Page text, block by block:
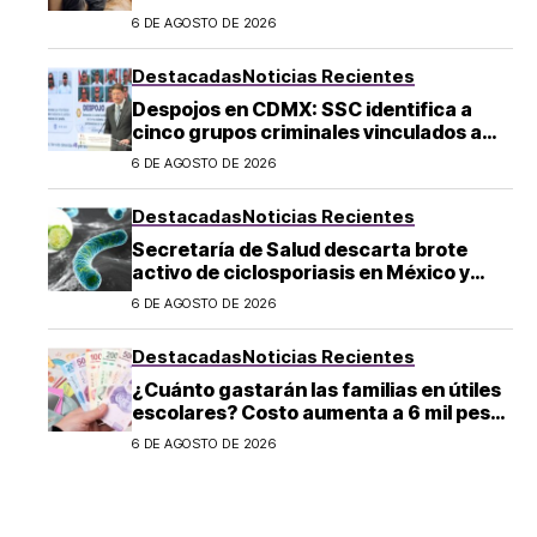
6 DE AGOSTO DE 2026
DestacadasNoticias Recientes
Despojos en CDMX: SSC identifica a
cinco grupos criminales vinculados a
este delito
6 DE AGOSTO DE 2026
DestacadasNoticias Recientes
Secretaría de Salud descarta brote
activo de ciclosporiasis en México y
pide mantener la calma
6 DE AGOSTO DE 2026
DestacadasNoticias Recientes
¿Cuánto gastarán las familias en útiles
escolares? Costo aumenta a 6 mil pesos
por alumno de educación básica en
6 DE AGOSTO DE 2026